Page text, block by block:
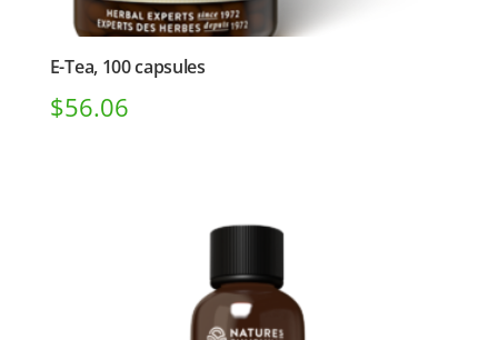
E-Tea, 100 capsules
$56.06